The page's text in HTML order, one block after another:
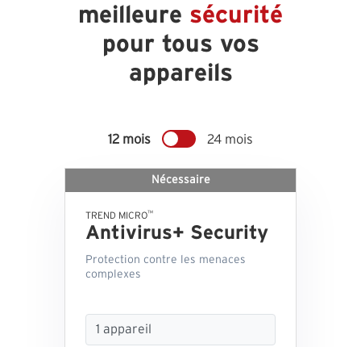
meilleure sécurité
pour tous vos
appareils
12 mois 24 mois
Nécessaire
TREND MICRO™
Antivirus+ Security
Protection contre les menaces
complexes